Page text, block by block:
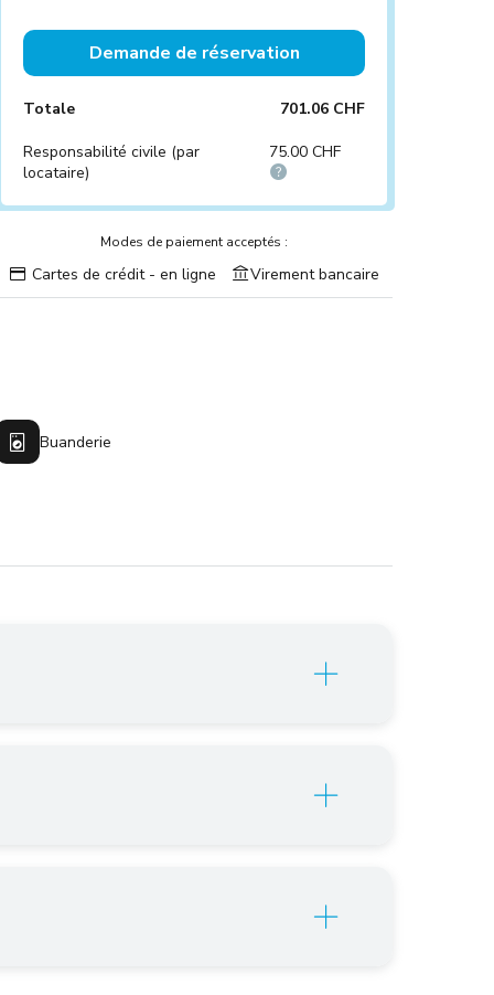
Demande de réservation
Totale 701.06 CHF
Responsabilité civile (par
locataire)
75.00 CHF
Modes de paiement acceptés :
Cartes de crédit - en ligne Virement bancaire
Buanderie